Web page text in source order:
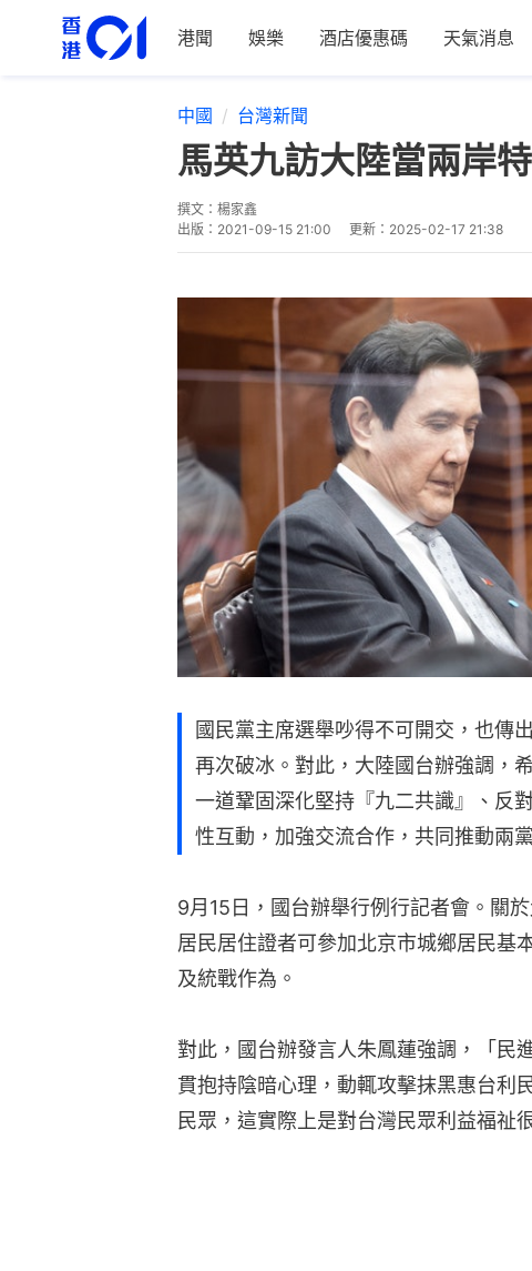
港聞 娛樂 酒店優惠碼 天氣消息
中國 台灣新聞
馬英九訪大陸當兩岸
撰文： 楊家鑫
出版： 2021-09-15 21:00 更新： 2025-02-17 21:38
國民黨主席選舉吵得不可開交，也傳
再次破冰。對此，大陸國台辦強調，
一道鞏固深化堅持『九二共識』、反
性互動，加強交流合作，共同推動兩
9月15日，國台辦舉行例行記者會。關
居民居住證者可參加北京市城鄉居民基
及統戰作為。
對此，國台辦發言人朱鳳蓮強調，「民
貫抱持陰暗心理，動輒攻擊抹黑惠台利
民眾，這實際上是對台灣民眾利益福祉